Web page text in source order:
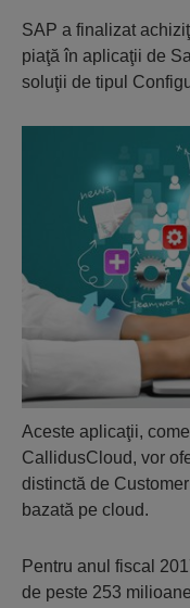
SAP a finalizat
piaţă în aplicaţii de
soluţii de tipul
Aceste aplicaţii,
CallidusCloud, vor
distinctă de
bazată pe cloud.
Pentru anul fiscal
de peste 253